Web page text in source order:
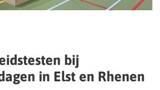
bij
in Elst en Rhenen